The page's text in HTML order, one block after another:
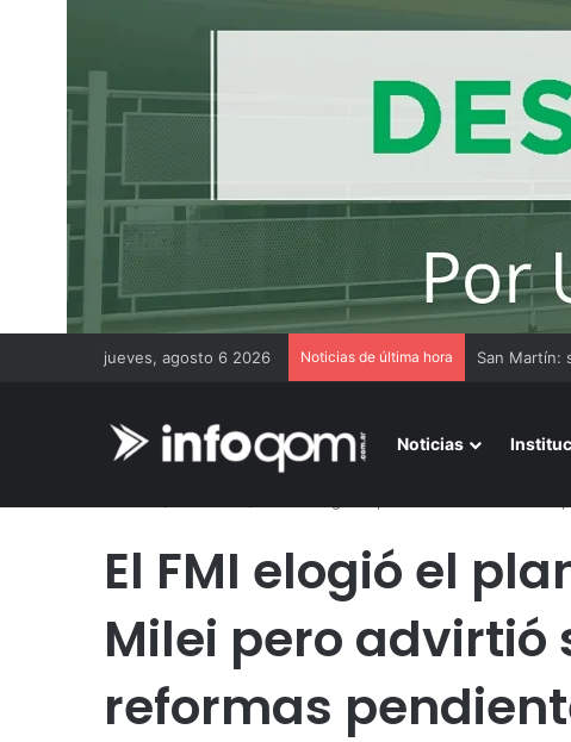
jueves, agosto 6 2026 Noticias de última hora
Noticias
El FMI elogió el
Milei pero advirtió
reformas